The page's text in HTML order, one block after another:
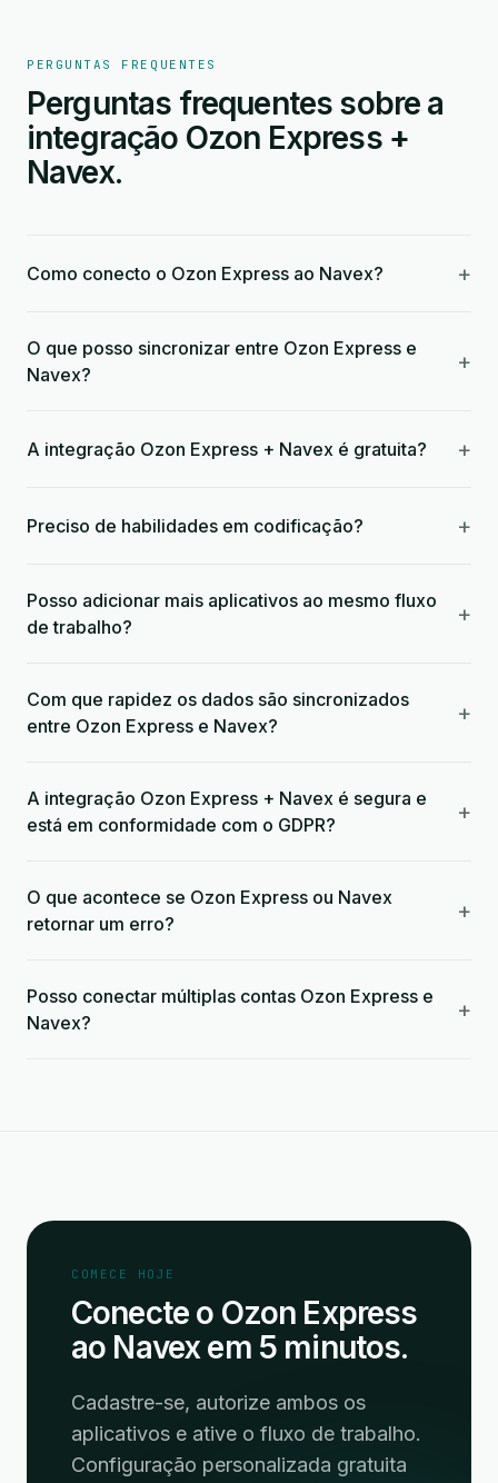
PERGUNTAS FREQUENTES
Perguntas frequentes sobre a
integração Ozon Express +
Navex.
Como conecto o Ozon Express ao Navex? +
O que posso sincronizar entre Ozon Express e
Navex?
+
A integração Ozon Express + Navex é gratuita? +
Preciso de habilidades em codificação? +
Posso adicionar mais aplicativos ao mesmo fluxo
de trabalho?
+
Com que rapidez os dados são sincronizados
entre Ozon Express e Navex?
+
A integração Ozon Express + Navex é segura e
está em conformidade com o GDPR?
+
O que acontece se Ozon Express ou Navex
retornar um erro?
+
Posso conectar múltiplas contas Ozon Express e
Navex?
+
COMECE HOJE
Conecte o Ozon Express
ao Navex em 5 minutos.
Cadastre-se, autorize ambos os
aplicativos e ative o fluxo de trabalho.
Configuração personalizada gratuita